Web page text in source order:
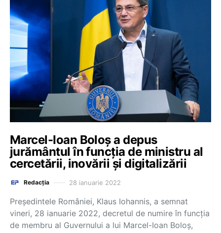
Marcel-Ioan Boloş a depus
jurământul în funcția de ministru al
cercetării, inovării şi digitalizării
Redacția 28 ianuarie 2022
Președintele României, Klaus Iohannis, a semnat
vineri, 28 ianuarie 2022, decretul de numire în funcția
de membru al Guvernului a lui Marcel-Ioan Boloş,